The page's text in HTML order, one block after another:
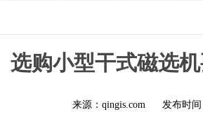
选购小型干式磁选
来源：qingis.com 发布时间